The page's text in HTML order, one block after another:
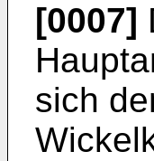
[0007]
sich